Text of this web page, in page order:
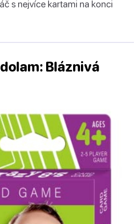
s nejvíce kartami na konci
Bláznivá